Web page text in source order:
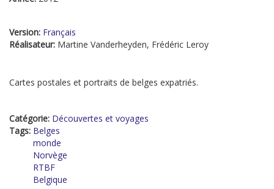
Version: Français
Réalisateur: Martine Vanderheyden, Frédéric Leroy
Cartes postales et portraits de belges expatriés.
Catégorie: Découvertes et voyages
Tags: Belges
monde
Norvège
RTBF
Belgique